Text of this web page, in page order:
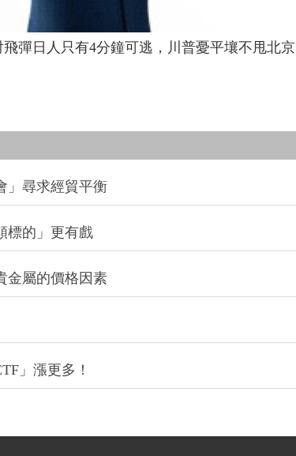
飛彈日人只有4分鐘可逃，川普憂平壤不甩北京
」尋求經貿平衡
標的」更有戲
金屬的價格因素
」漲更多！